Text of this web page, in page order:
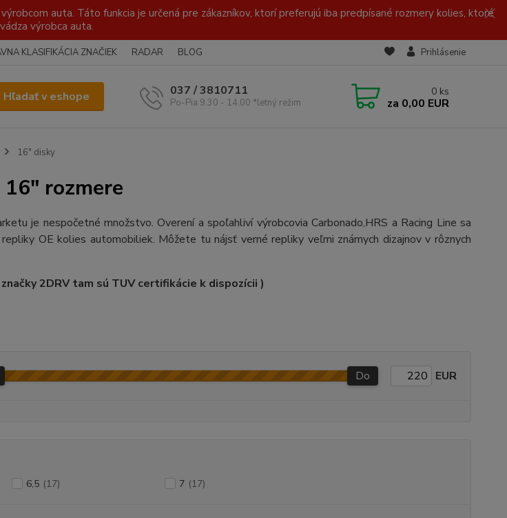
auta. Táto funkcia je určená pre zákazníkov, ktorí preferujú iba predpísané rozmery kolies, ktoré
výrobca auta.
KLASIFIKÁCIA ZNAČIEK RADAR BLOG Prihlásenie
Hľadať v eshope 037 / 3810711
Po-Pia 9.30 - 14.00 *letný režim
0 ks
za 0,00 EUR
16" disky
rozmere
je nespočetné množstvo. Overení a spoľahliví výrobcovia Carbonado,HRS a Racing Line sa
repliky OE kolies automobiliek. Môžete tu nájsť verné repliky veľmi známych dizajnov v rôznych
2DRV tam sú TUV certifikácie k dispozícii )
Do EUR
6,5 (17) 7 (17)